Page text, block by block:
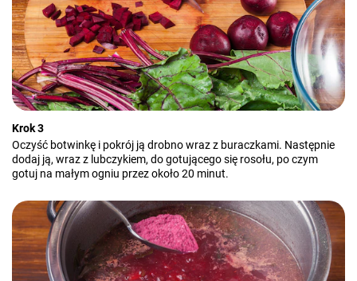
Krok 3
Oczyść botwinkę i pokrój ją drobno wraz z buraczkami. Następnie
dodaj ją, wraz z lubczykiem, do gotującego się rosołu, po czym
gotuj na małym ogniu przez około 20 minut.